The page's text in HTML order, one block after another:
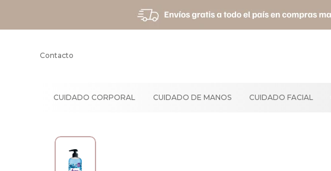
CUIDADO CORPORAL CUIDADO DE MANOS CUIDADO FACIAL
Contacto